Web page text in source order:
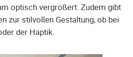
optisch vergrößert. Zudem gibt
zur stilvollen Gestaltung, ob bei
der Haptik.